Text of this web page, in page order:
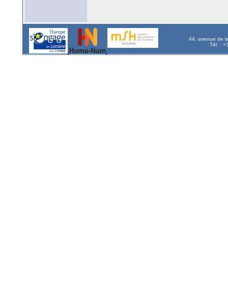
44, avenue de
Tél. :